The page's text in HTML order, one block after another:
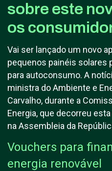
sobre este
os
Vai ser lançado um novo
pequenos painéis solares
para autoconsumo. A
ministra do Ambiente e
Carvalho, durante a
Energia, que decorreu
na Assembleia da
Vouchers para
energia renovável